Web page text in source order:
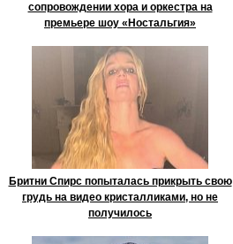
сопровождении хора и оркестра на
премьере шоу «Ностальгия»
Бритни Спирс попыталась прикрыть свою
грудь на видео кристалликами, но не
получилось